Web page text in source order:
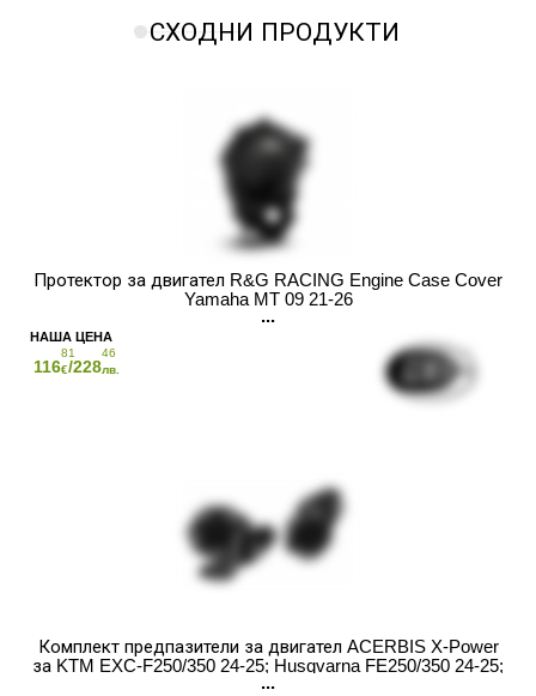
СХОДНИ ПРОДУКТИ
Протектор за двигател R&G RACING Engine Case Cover
Yamaha MT 09 21-26
116
81
€/228
46
лв.
Комплект предпазители за двигател ACERBIS X-Power
за KTM EXC-F250/350 24-25; Husqvarna FE250/350 24-25;
GasGas EC250F/350F 24-25 Black